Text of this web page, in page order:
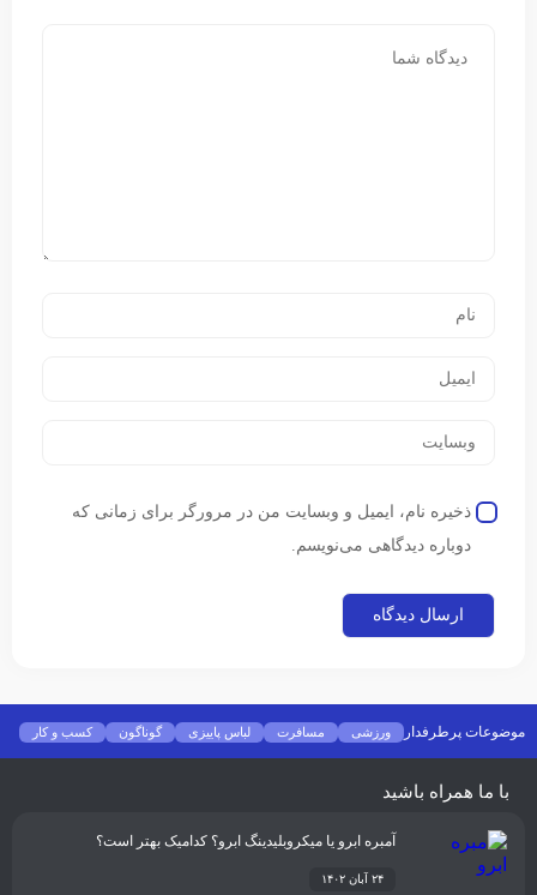
ذخیره نام، ایمیل و وبسایت من در مرورگر برای زمانی که
دوباره دیدگاهی می‌نویسم.
موضوعات پرطرفدار ورزشی مسافرت لباس پاییزی گوناگون
کسب و کار
فشن
غذا و نوشیدنی شیوه زندگی سلامتی تکنولوژی اخبار شرکت ها
با ما همراه باشید
آمبره ابرو یا میکروبلیدینگ ابرو؟ کدامیک بهتر است؟
۲۴ آبان ۱۴۰۲